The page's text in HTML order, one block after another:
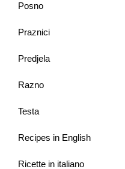
Posno
Praznici
Predjela
Razno
Testa
Recipes in English
Ricette in italiano